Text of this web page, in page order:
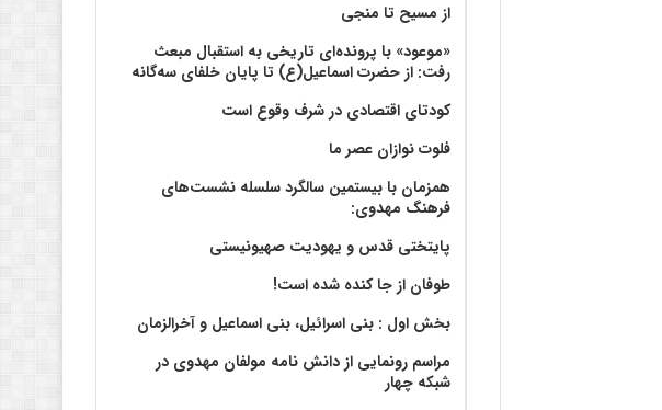
از مسیح تا منجی
«موعود» با پرونده‌ای تاریخی به استقبال مبعث
رفت: از حضرت اسماعیل(ع) تا پایان خلفای سه‌گانه
کودتای اقتصادی در شرف وقوع است
فلوت نوازان عصر ما
همزمان با بیستمین سالگرد سلسله نشست‌های
فرهنگ مهدوی:‌
پایتختی قدس و یهودیت صهیونیستی
طوفان از جا کنده شده است!
بخش اول : بنی اسرائیل، بنی اسماعیل و آخرالزمان
مراسم رونمایی از دانش نامه مولفان مهدوی در
شبکه چهار